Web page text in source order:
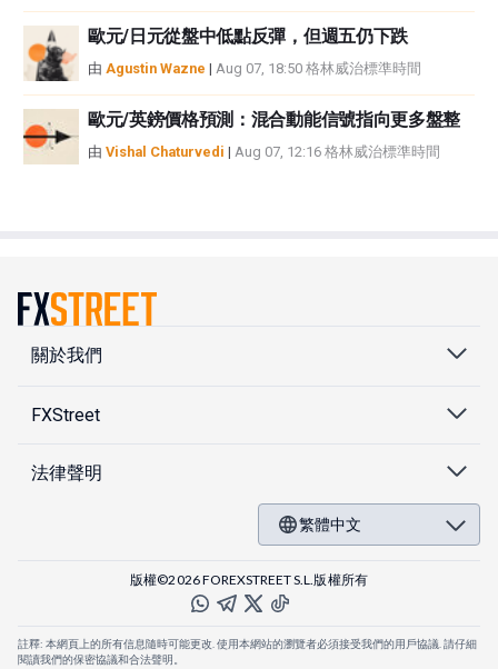
歐元/日元從盤中低點反彈，但週五仍下跌
由 Agustin Wazne | Aug 07, 18:50 格林威治標準時間
歐元/英鎊價格預測：混合動能信號指向更多盤整
由 Vishal Chaturvedi | Aug 07, 12:16 格林威治標準時間
關於我們
FXStreet
法律聲明
繁體中文
版權©2026 FOREXSTREET S.L.版權所有
註釋: 本網頁上的所有信息隨時可能更改. 使用本網站的瀏覽者必須接受我們的用戶協議. 請仔細
閱讀我們的保密協議和合法聲明。